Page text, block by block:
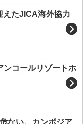
えたJICA海外協力
ンコールリゾートホ
ない。カンボジア